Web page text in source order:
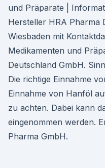
und Präparate |
Hersteller HRA Pharma
Wiesbaden mit
Medikamenten und
Deutschland GmbH.
Die richtige Einnahme
Einnahme von Hanföl
zu achten. Dabei kann
eingenommen werden.
Pharma GmbH.